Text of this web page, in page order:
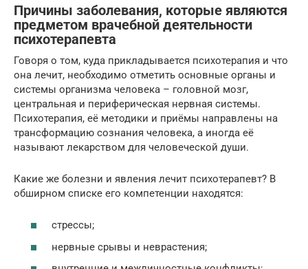
Причины заболевания, которые являются
предметом врачебной деятельности
психотерапевта
Говоря о том, куда прикладывается психотерапия и что
она лечит, необходимо отметить основные органы и
системы организма человека – головной мозг,
центральная и периферическая нервная системы.
Психотерапия, её методики и приёмы направлены на
трансформацию сознания человека, а иногда её
называют лекарством для человеческой души.
Какие же болезни и явления лечит психотерапевт? В
обширном списке его компетенции находятся:
стрессы;
нервные срывы и неврастения;